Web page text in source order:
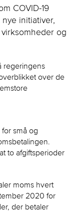
COVID-19
initiativer,
og
regeringens
over de
små og
to afgiftsperioder
moms hvert
2020 for
der betaler